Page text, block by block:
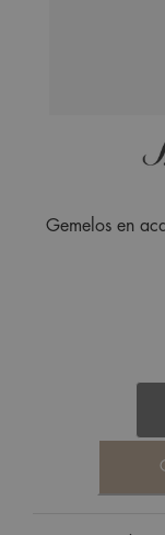
Gemelos en